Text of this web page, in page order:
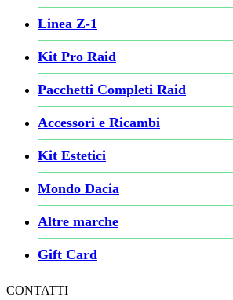
Linea Z-1
Kit Pro Raid
Pacchetti Completi Raid
Accessori e Ricambi
Kit Estetici
Mondo Dacia
Altre marche
Gift Card
CONTATTI